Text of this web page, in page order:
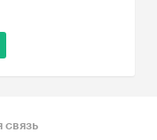
связь